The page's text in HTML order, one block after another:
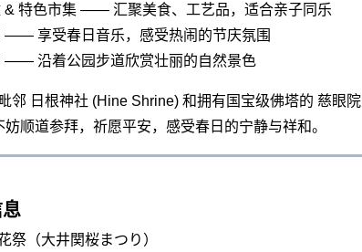
& 特色市集 —— 汇聚美食、工艺品，适合亲子同乐
—— 享受春日音乐，感受热闹的节庆氛围
—— 沿着公园步道欣赏壮丽的自然景色
邻 日根神社 (Hine Shrine) 和拥有国宝级佛塔的 慈眼
妨顺道参拜，祈愿平安，感受春日的宁静与祥和。
祭（大井関桜まつり）